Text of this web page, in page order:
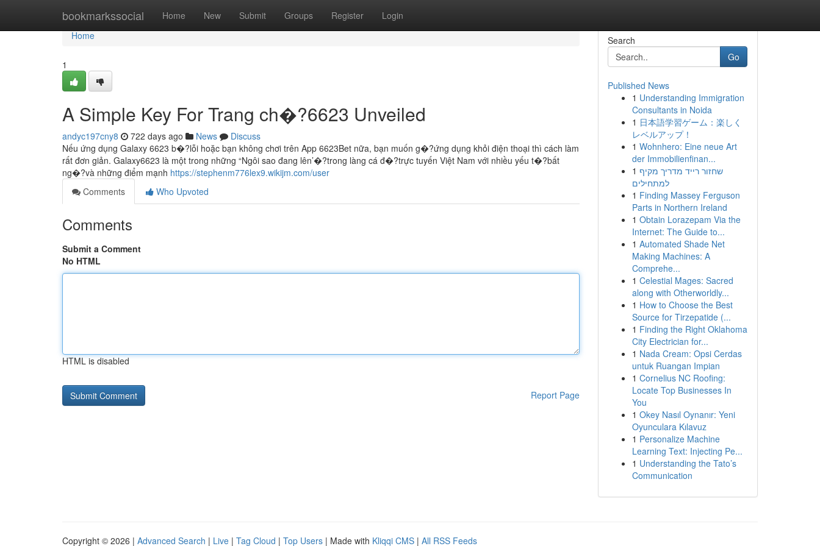
bookmarkssocial Home New Submit Groups Register Login
Home
Home
1
A Simple Key For Trang ch�?6623 Unveiled
andyc197cny8 722 days ago News
Discuss
Nếu ứng dụng Galaxy 6623 b�?lỗi hoặc bạn không chơi trên App 6623Bet nữa, bạn muốn g�?ứng dụng khỏi điện thoại thì cách làm
rất đơn giản. Galaxy6623 là một trong những “Ngôi sao đang lên’�?trong làng cá đ�?trực tuyến Việt Nam với nhiều yếu t�?bất
ng�?và những điểm mạnh https://stephenm776lex9.wikijm.com/user
Comments
Who Upvoted
Comments
Submit a Comment
No HTML
HTML is disabled
Report Page
Search
Go
Published News
1 Understanding Immigration
Consultants in Noida
1 日本語学習ゲーム：楽しく
レベルアップ！
1 Wohnhero: Eine neue Art
der Immobilienfinan...
1 שחזור רייד מדריך מקיף
למתחילים
1 Finding Massey Ferguson
Parts in Northern Ireland
1 Obtain Lorazepam Via the
Internet: The Guide to...
1 Automated Shade Net
Making Machines: A
Comprehe...
1 Celestial Mages: Sacred
along with Otherworldly...
1 How to Choose the Best
Source for Tirzepatide (...
1 Finding the Right Oklahoma
City Electrician for...
1 Nada Cream: Opsi Cerdas
untuk Ruangan Impian
1 Cornelius NC Roofing:
Locate Top Businesses In
You
1 Okey Nasıl Oynanır: Yeni
Oyunculara Kılavuz
1 Personalize Machine
Learning Text: Injecting Pe...
1 Understanding the Tato’s
Communication
Copyright © 2026 | Advanced Search | Live | Tag Cloud | Top Users | Made with Kliqqi CMS | All RSS Feeds